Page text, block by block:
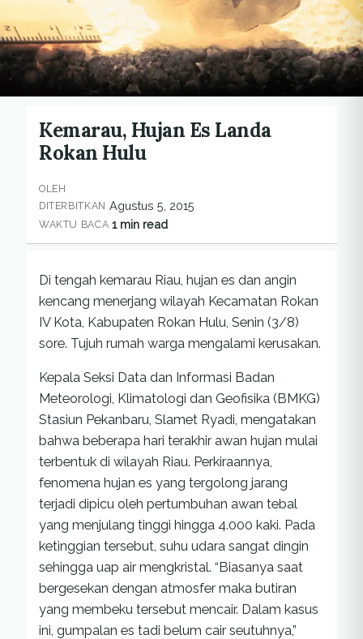
Kemarau, Hujan Es Landa
Rokan Hulu
OLEH
DITERBITKAN Agustus 5, 2015
WAKTU BACA 1 min read
Di tengah kemarau Riau, hujan es dan angin
kencang menerjang wilayah Kecamatan Rokan
IV Kota, Kabupaten Rokan Hulu, Senin (3/8)
sore. Tujuh rumah warga mengalami kerusakan.
Kepala Seksi Data dan Informasi Badan
Meteorologi, Klimatologi dan Geofisika (BMKG)
Stasiun Pekanbaru, Slamet Ryadi, mengatakan
bahwa beberapa hari terakhir awan hujan mulai
terbentuk di wilayah Riau. Perkiraannya,
fenomena hujan es yang tergolong jarang
terjadi dipicu oleh pertumbuhan awan tebal
yang menjulang tinggi hingga 4.000 kaki. Pada
ketinggian tersebut, suhu udara sangat dingin
sehingga uap air mengkristal. “Biasanya saat
bergesekan dengan atmosfer maka butiran
yang membeku tersebut mencair. Dalam kasus
ini, gumpalan es tadi belum cair seutuhnya,”